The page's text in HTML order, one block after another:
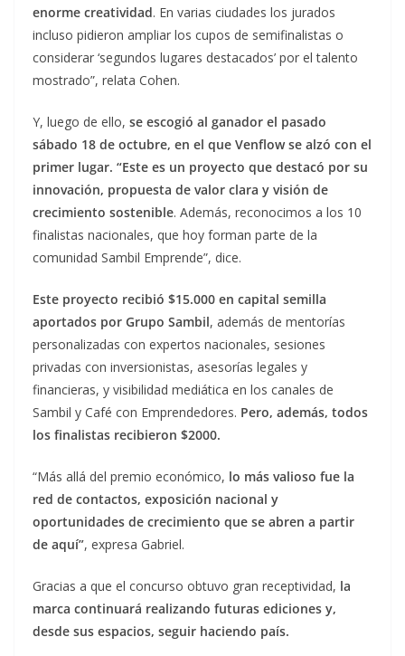
enorme creatividad. En varias ciudades los jurados
incluso pidieron ampliar los cupos de semifinalistas o
considerar ‘segundos lugares destacados’ por el talento
mostrado”, relata Cohen.
Y, luego de ello, se escogió al ganador el pasado
sábado 18 de octubre, en el que Venflow se alzó con el
primer lugar. “Este es un proyecto que destacó por su
innovación, propuesta de valor clara y visión de
crecimiento sostenible. Además, reconocimos a los 10
finalistas nacionales, que hoy forman parte de la
comunidad Sambil Emprende”, dice.
Este proyecto recibió $15.000 en capital semilla
aportados por Grupo Sambil, además de mentorías
personalizadas con expertos nacionales, sesiones
privadas con inversionistas, asesorías legales y
financieras, y visibilidad mediática en los canales de
Sambil y Café con Emprendedores. Pero, además, todos
los finalistas recibieron $2000.
“Más allá del premio económico, lo más valioso fue la
red de contactos, exposición nacional y
oportunidades de crecimiento que se abren a partir
de aquí”, expresa Gabriel.
Gracias a que el concurso obtuvo gran receptividad, la
marca continuará realizando futuras ediciones y,
desde sus espacios, seguir haciendo país.